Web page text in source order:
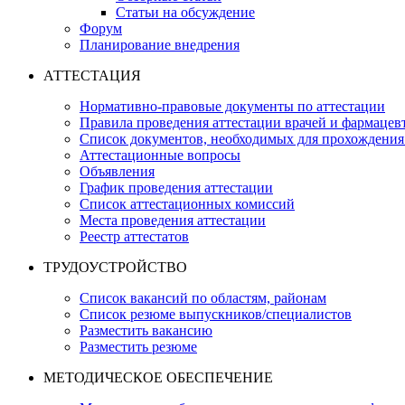
Статьи на обсуждение
Форум
Планирование внедрения
АТТЕСТАЦИЯ
Нормативно-правовые документы по аттестации
Правила проведения аттестации врачей и
Список документов, необходимых для прохождения
Аттестационные вопросы
Объявления
График проведения аттестации
Список аттестационных комиссий
Места проведения аттестации
Реестр аттестатов
ТРУДОУСТРОЙСТВО
Список вакансий по областям, районам
Список резюме выпускников/специалистов
Разместить вакансию
Разместить резюме
МЕТОДИЧЕСКОЕ ОБЕСПЕЧЕНИЕ